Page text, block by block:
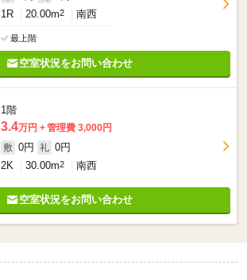
1R
20.00m2 南西
最上階
空室状況をお問い合わせ
1階
3.4万円
管理費 3,000円
敷 0円 礼 0円
2K
30.00m2 南西
空室状況をお問い合わせ